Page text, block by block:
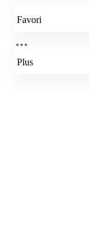
Favori
Plus